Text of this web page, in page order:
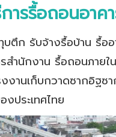
ารรื้อถอนอาค
บตึก รับจ้างรื้อบ้าน รื้
สำนักงาน รื้อถอนภา
านเก็บกวาดซากอิฐซ
ประเทศไทย